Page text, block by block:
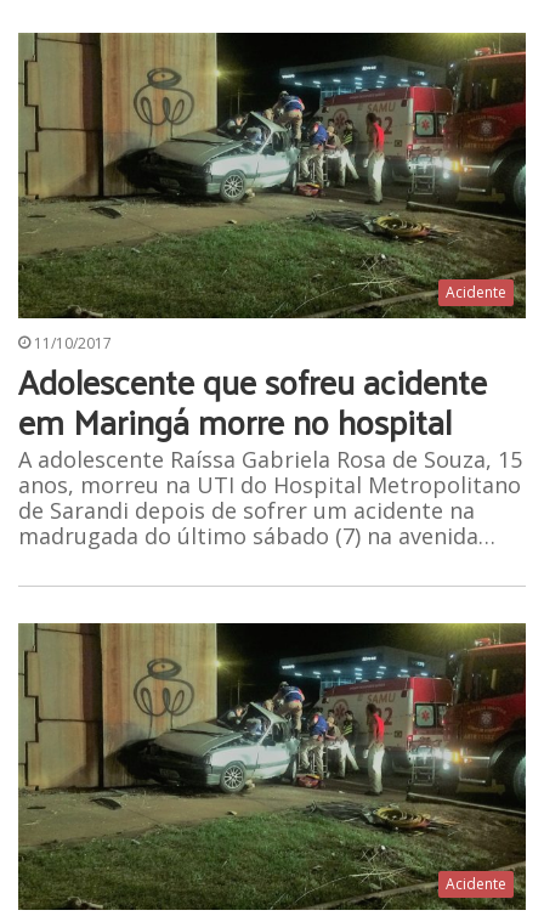
Acidente
11/10/2017
Adolescente que sofreu acidente
em Maringá morre no hospital
A adolescente Raíssa Gabriela Rosa de Souza, 15
anos, morreu na UTI do Hospital Metropolitano
de Sarandi depois de sofrer um acidente na
madrugada do último sábado (7) na avenida…
Acidente